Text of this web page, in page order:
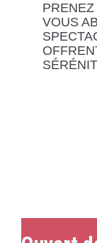
VOUS